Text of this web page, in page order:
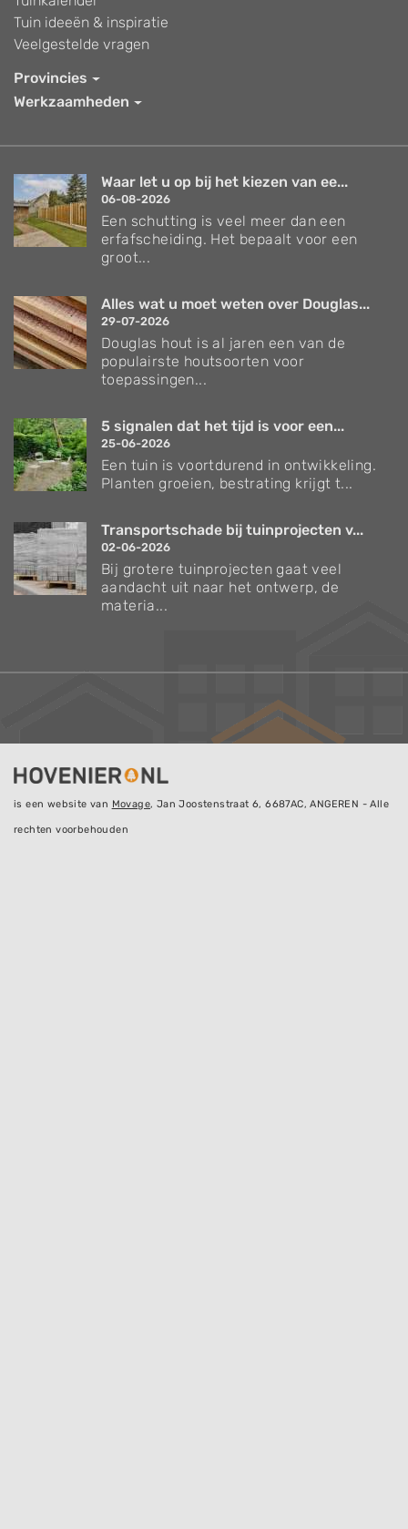
Tuin ideeën & inspiratie
Veelgestelde vragen
Provincies
Werkzaamheden
Waar let u op bij het kiezen van ee...
06-08-2026
Een schutting is veel meer dan een
erfafscheiding. Het bepaalt voor een
groot...
Alles wat u moet weten over Douglas...
29-07-2026
Douglas hout is al jaren een van de
populairste houtsoorten voor
toepassingen...
5 signalen dat het tijd is voor een...
25-06-2026
Een tuin is voortdurend in ontwikkeling.
Planten groeien, bestrating krijgt t...
Transportschade bij tuinprojecten v...
02-06-2026
Bij grotere tuinprojecten gaat veel
aandacht uit naar het ontwerp, de
materia...
is een website van Movage, Jan Joostenstraat 6, 6687AC, ANGEREN - Alle
rechten voorbehouden